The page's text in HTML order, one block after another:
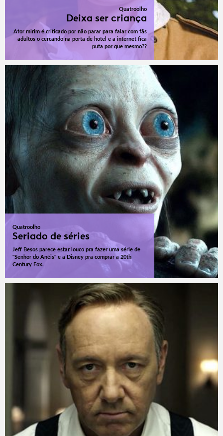
Quatroolho
Deixa ser criança
Ator mirim é criticado por não parar para falar com fãs
adultos o cercando na porta de hotel e a internet fica
puta por que mesmo??
Quatroolho
Seriado de séries
Jeff Besos parece estar louco pra fazer uma série de
"Senhor do Anéis" e a Disney pra comprar a 20th
Century Fox.